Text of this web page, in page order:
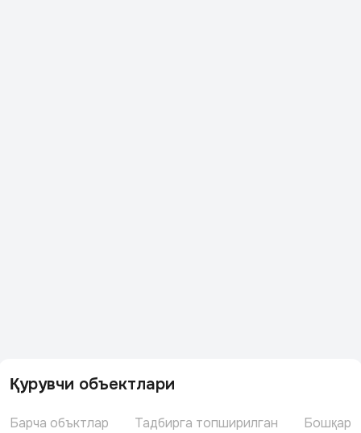
Қурувчи объектлари
Барча объктлар Тадбирга топширилган